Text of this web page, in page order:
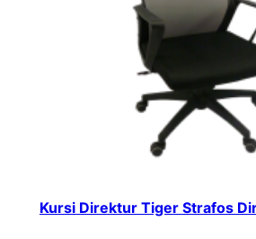
Kursi Direktur Tiger Strafos